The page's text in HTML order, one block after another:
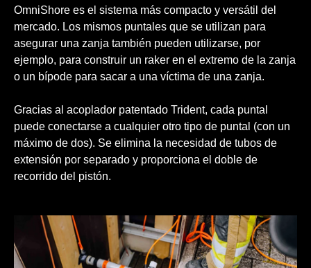
OmniShore es el sistema más compacto y versátil del
mercado. Los mismos puntales que se utilizan para
asegurar una zanja también pueden utilizarse, por
ejemplo, para construir un raker en el extremo de la zanja
o un bípode para sacar a una víctima de una zanja.
Gracias al acoplador patentado Trident, cada puntal
puede conectarse a cualquier otro tipo de puntal (con un
máximo de dos). Se elimina la necesidad de tubos de
extensión por separado y proporciona el doble de
recorrido del pistón.